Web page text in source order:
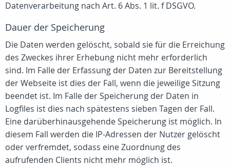
Datenverarbeitung nach Art. 6 Abs. 1 lit. f DSGVO.
Dauer der Speicherung
Die Daten werden gelöscht, sobald sie für die Erreichung
des Zweckes ihrer Erhebung nicht mehr erforderlich
sind. Im Falle der Erfassung der Daten zur Bereitstellung
der Webseite ist dies der Fall, wenn die jeweilige Sitzung
beendet ist. Im Falle der Speicherung der Daten in
Logfiles ist dies nach spätestens sieben Tagen der Fall.
Eine darüberhinausgehende Speicherung ist möglich. In
diesem Fall werden die IP-Adressen der Nutzer gelöscht
oder verfremdet, sodass eine Zuordnung des
aufrufenden Clients nicht mehr möglich ist.